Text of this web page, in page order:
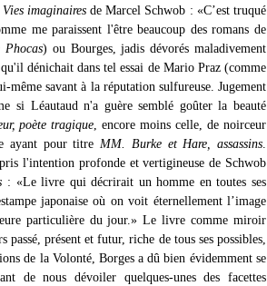
Vies imaginairesde Marcel Schwob : «C’est truqué
me paraissent l'être beaucoup des romans de
Phocas) ou Bourges, jadis dévorés maladivement
dénichait dans tel essai de Mario Praz (comme
même savant à la réputation sulfureuse. Jugement
si Léautaud n'a guère semblé goûter la beauté
poète tragique , encore moins celle, de noirceur
ayant pour titre MM. Burke et Hare, assassins.
l'intention profonde et vertigineuse de Schwob
: «Le livre qui décrirait un homme en toutes ses
japonaise où on voit éternellement l’image
particulière du jour.» Le livre comme miroir
présent et futur, riche de tous ses possibles,
de la Volonté, Borges a dû bien évidemment se
de nous dévoiler quelques-unes des facettes